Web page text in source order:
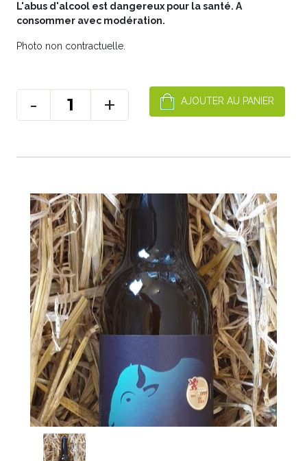
L'abus d'alcool est dangereux pour la santé. A
consommer avec modération.
Photo non contractuelle.
- + AJOUTER AU PANIER